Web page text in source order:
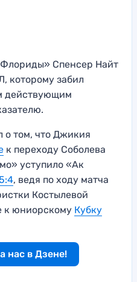
Спенсер Найт
которому забил
действующим
о том, что Джикия
к переходу Соболева
уступило «Ак
, ведя по ходу матча
Костылевой
к юниорскому Кубку
нас в Дзене!